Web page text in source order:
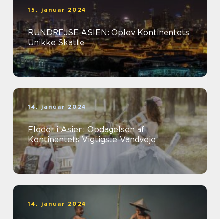
15. januar 2024
RUNDREJSE ASIEN: Oplev Kontinentets
Unikke Skatte
14. januar 2024
Floder i Asien: Opdagelsen af
Kontinentets Vigtigste Vandveje
14. januar 2024